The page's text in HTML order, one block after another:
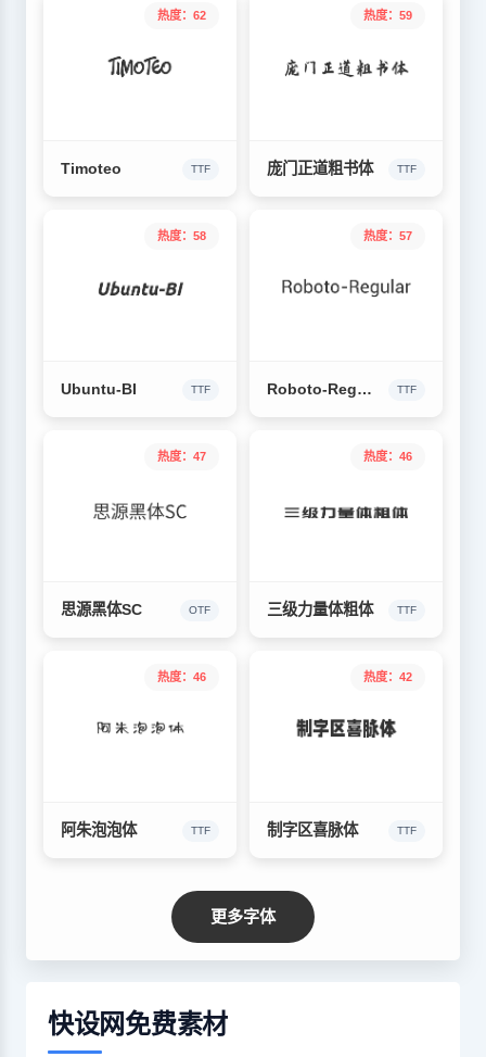
热度：62
Timoteo TTF
热度：59
庞门正道粗书体 TTF
热度：58
Ubuntu-BI TTF
热度：57
Roboto-Regular TTF
热度：47
思源黑体SC OTF
热度：46
三级力量体粗体 TTF
热度：46
阿朱泡泡体 TTF
热度：42
制字区喜脉体 TTF
更多字体
快设网免费素材